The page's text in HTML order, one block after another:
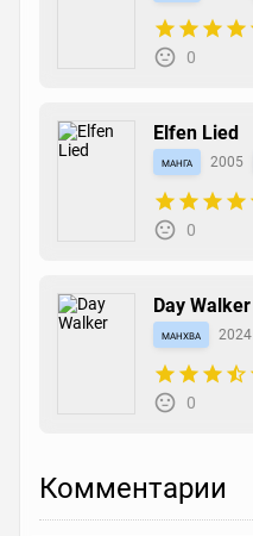
0
Elfen Lied
манга 2005
0
Day Walker
манхва 2024
0
Комментарии